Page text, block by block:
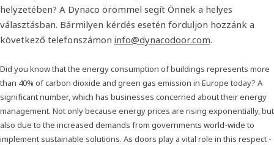
helyzetében? A Dynaco örömmel segít Önnek a helyes
választásban. Bármilyen kérdés esetén forduljon hozzánk a
következő telefonszámon info@dynacodoor.com.
Did you know that the energy consumption of buildings represents more
than 40% of carbon dioxide and green gas emission in Europe today? A
significant number, which has businesses concerned about their energy
management. Not only because energy prices are rising exponentially, but
also due to the increased demands from governments world-wide to
implement sustainable solutions. As doors play a vital role in this respect -